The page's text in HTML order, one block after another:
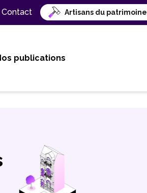
Contact Artisans du patrimoine
publications